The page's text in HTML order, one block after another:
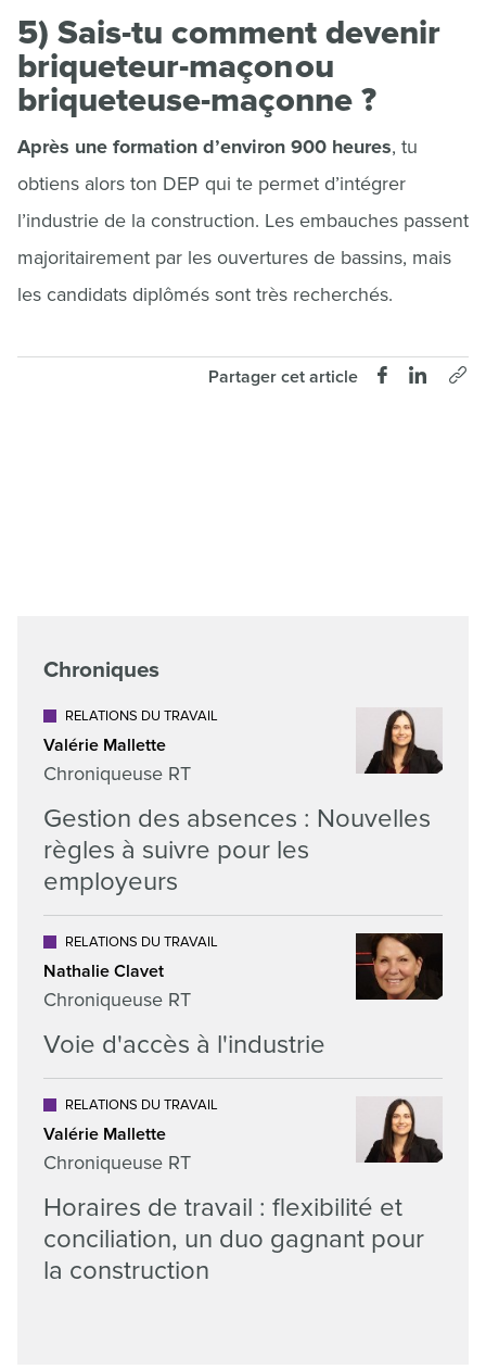
5) Sais-tu comment devenir
briqueteur-maçon ou
briqueteuse-maçonne ?
Après une formation d’environ 900 heures, tu
obtiens alors ton DEP qui te permet d’intégrer
l’industrie de la construction. Les embauches passent
majoritairement par les ouvertures de bassins, mais
les candidats diplômés sont très recherchés.
Partager cet article
Chroniques
RELATIONS DU TRAVAIL
Valérie Mallette
Chroniqueuse RT
Gestion des absences : Nouvelles
règles à suivre pour les
employeurs
RELATIONS DU TRAVAIL
Nathalie Clavet
Chroniqueuse RT
Voie d'accès à l'industrie
RELATIONS DU TRAVAIL
Valérie Mallette
Chroniqueuse RT
Horaires de travail : flexibilité et
conciliation, un duo gagnant pour
la construction